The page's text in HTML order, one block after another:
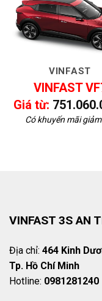
VINFAST
VINFAST
Giá từ:
Có khuyến mãi
VINFAST 3S AN
Địa chỉ: 464 Kinh
Tp. Hồ Chí Minh
Hotline: 0981281240